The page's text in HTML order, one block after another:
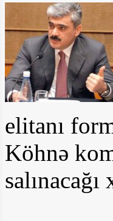
elitanı
Köhnə
salınacağı